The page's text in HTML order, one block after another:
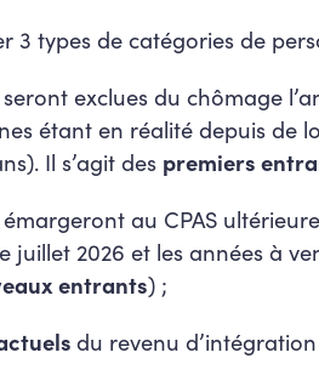
3 types de catégories de
exclues du chômage
étant en réalité depuis de
Il s’agit des premiers
au CPAS
juillet 2026 et les années à
entrants) ;
du revenu